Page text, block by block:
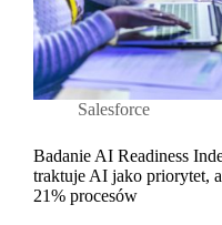
Salesforce
Badanie AI Readiness
traktuje AI jako priorytet,
21% procesów